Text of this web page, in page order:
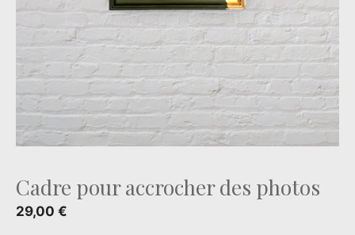
Cadre pour accrocher des photos
29,00 €